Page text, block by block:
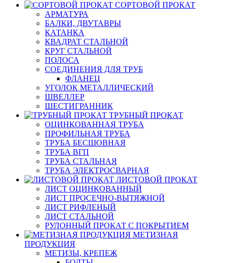
СОРТОВОЙ ПРОКАТ
АРМАТУРА
БАЛКИ, ДВУТАВРЫ
КАТАНКА
КВАДРАТ СТАЛЬНОЙ
КРУГ СТАЛЬНОЙ
ПОЛОСА
СОЕДИНЕНИЯ ДЛЯ ТРУБ
ФЛАНЕЦ
УГОЛОК МЕТАЛЛИЧЕСКИЙ
ШВЕЛЛЕР
ШЕСТИГРАННИК
ТРУБНЫЙ ПРОКАТ
ОЦИНКОВАННАЯ ТРУБА
ПРОФИЛЬНАЯ ТРУБА
ТРУБА БЕСШОВНАЯ
ТРУБА ВГП
ТРУБА СТАЛЬНАЯ
ТРУБА ЭЛЕКТРОСВАРНАЯ
ЛИСТОВОЙ ПРОКАТ
ЛИСТ ОЦИНКОВАННЫЙ
ЛИСТ ПРОСЕЧНО-ВЫТЯЖНОЙ
ЛИСТ РИФЛЕНЫЙ
ЛИСТ СТАЛЬНОЙ
РУЛОННЫЙ ПРОКАТ С ПОКРЫТИЕМ
МЕТИЗНАЯ
ПРОДУКЦИЯ
МЕТИЗЫ, КРЕПЕЖ